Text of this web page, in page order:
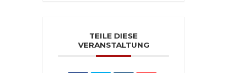
TEILE DIESE
VERANSTALTUNG